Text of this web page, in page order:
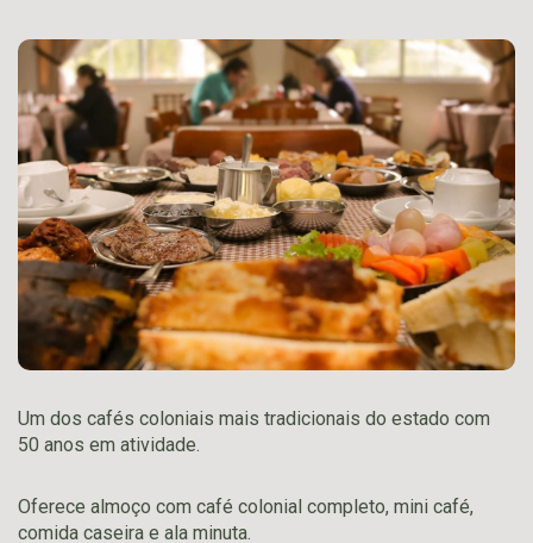
Um dos cafés coloniais mais tradicionais do estado com
50 anos em atividade.
Oferece almoço com café colonial completo, mini café,
comida caseira e ala minuta.